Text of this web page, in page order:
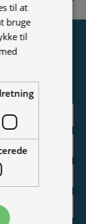
nye produkter,
til at
bruge
til